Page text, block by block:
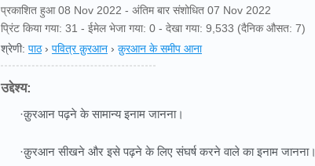
प्रकाशित हुआ 08 Nov 2022 - अंतिम बार संशोधित 07 Nov 2022
प्रिंट किया गया: 31 - ईमेल भेजा गया: 0 - देखा गया: 9,533 (दैनिक औसत: 7)
श्रेणी: पाठ› पवित्र क़ुरआन › क़ुरआन के समीप आना
उद्देश्य:
·क़ुरआन पढ़ने के सामान्य इनाम जानना।
·क़ुरआन सीखने और इसे पढ़ने के लिए संघर्ष करने वाले का इनाम जानना।